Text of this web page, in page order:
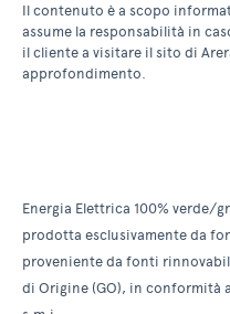
Il contenuto è a scopo
assume la responsabilità in
il cliente a visitare il sito di
approfondimento.
Energia Elettrica 100% verde/
prodotta esclusivamente da
proveniente da fonti
di Origine (GO), in conformità